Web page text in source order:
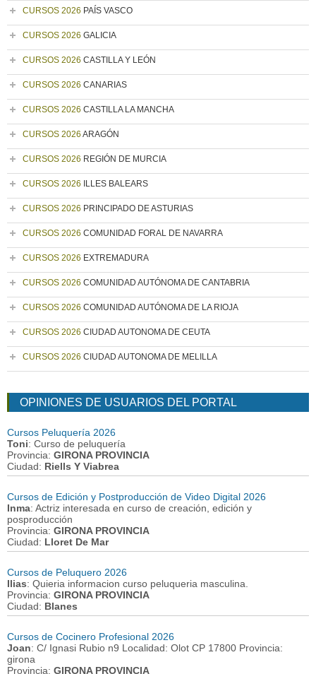
CURSOS 2026 PAÍS VASCO
CURSOS 2026 GALICIA
CURSOS 2026 CASTILLA Y LEÓN
CURSOS 2026 CANARIAS
CURSOS 2026 CASTILLA LA MANCHA
CURSOS 2026 ARAGÓN
CURSOS 2026 REGIÓN DE MURCIA
CURSOS 2026 ILLES BALEARS
CURSOS 2026 PRINCIPADO DE ASTURIAS
CURSOS 2026 COMUNIDAD FORAL DE NAVARRA
CURSOS 2026 EXTREMADURA
CURSOS 2026 COMUNIDAD AUTÓNOMA DE CANTABRIA
CURSOS 2026 COMUNIDAD AUTÓNOMA DE LA RIOJA
CURSOS 2026 CIUDAD AUTONOMA DE CEUTA
CURSOS 2026 CIUDAD AUTONOMA DE MELILLA
OPINIONES DE USUARIOS DEL PORTAL
Cursos Peluquería 2026
Toni: Curso de peluquería
Provincia: GIRONA PROVINCIA
Ciudad: Riells Y Viabrea
Cursos de Edición y Postproducción de Video Digital 2026
Inma: Actriz interesada en curso de creación, edición y
posproducción
Provincia: GIRONA PROVINCIA
Ciudad: Lloret De Mar
Cursos de Peluquero 2026
Ilias: Quieria informacion curso peluqueria masculina.
Provincia: GIRONA PROVINCIA
Ciudad: Blanes
Cursos de Cocinero Profesional 2026
Joan: C/ Ignasi Rubio n9 Localidad: Olot CP 17800 Provincia:
girona
Provincia: GIRONA PROVINCIA